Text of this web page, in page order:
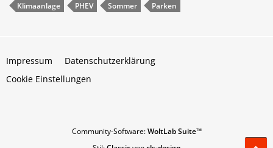
Klimaanlage PHEV Sommer Parken
Impressum
Datenschutzerklärung
Cookie Einstellungen
Community-Software:WoltLab Suite™